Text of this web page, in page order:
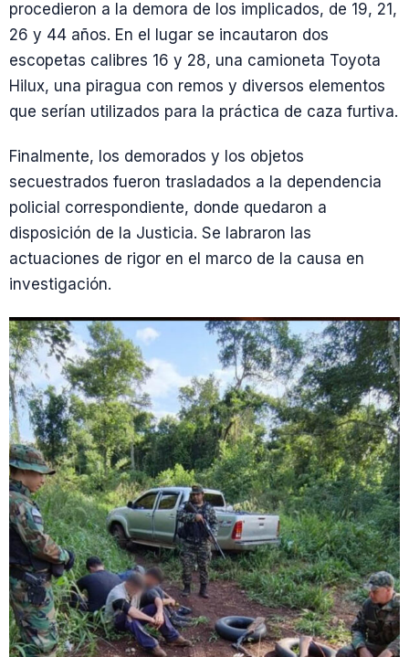
procedieron a la demora de los implicados, de 19, 21,
26 y 44 años. En el lugar se incautaron dos
escopetas calibres 16 y 28, una camioneta Toyota
Hilux, una piragua con remos y diversos elementos
que serían utilizados para la práctica de caza furtiva.
Finalmente, los demorados y los objetos
secuestrados fueron trasladados a la dependencia
policial correspondiente, donde quedaron a
disposición de la Justicia. Se labraron las
actuaciones de rigor en el marco de la causa en
investigación.